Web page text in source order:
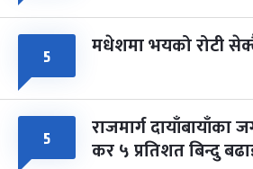
५ मधेशमा भयको रोटी
५ राजमार्ग दायाँबायाँका
कर ५ प्रतिशत बिन्दु